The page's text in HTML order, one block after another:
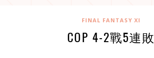
FINAL FANTASY XI
COP 4-2戰5連敗